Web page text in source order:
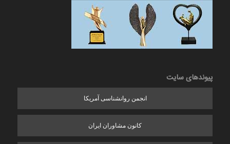
پیوندهای سایت
انجمن روانشناسی آمریکا
کانون مشاوران ایران